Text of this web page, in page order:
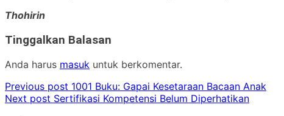
Thohirin
Tinggalkan Balasan
Anda harus masuk untuk berkomentar.
Previous post 1001 Buku: Gapai Kesetaraan Bacaan Anak
Next post Sertifikasi Kompetensi Belum Diperhatikan